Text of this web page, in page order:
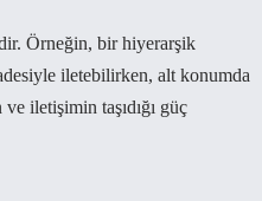
Örneğin, bir hiyerarşik
iletebilirken, alt konumda
iletişimin taşıdığı güç